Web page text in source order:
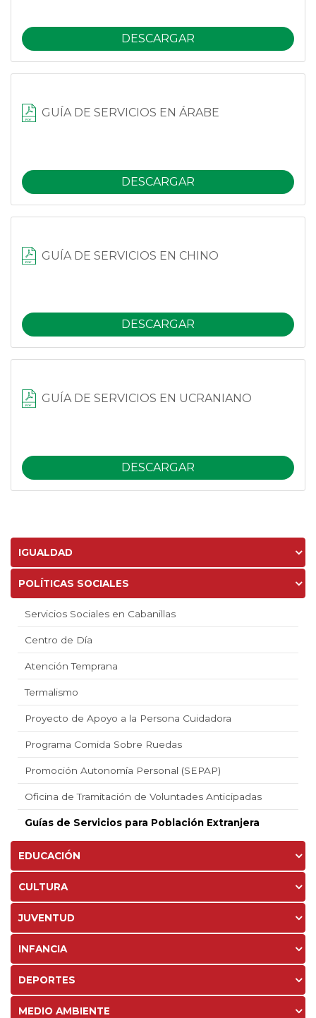
IGUALDAD
POLÍTICAS SOCIALES
Servicios Sociales en Cabanillas
Centro de Día
Atención Temprana
Termalismo
Proyecto de Apoyo a la Persona Cuidadora
Programa Comida Sobre Ruedas
Promoción Autonomía Personal (SEPAP)
Oficina de Tramitación de Voluntades Anticipadas
Guías de Servicios para Población Extranjera
EDUCACIÓN
CULTURA
JUVENTUD
INFANCIA
DEPORTES
MEDIO AMBIENTE
DESCARGAR
GUÍA DE SERVICIOS EN ÁRABE
DESCARGAR
GUÍA DE SERVICIOS EN CHINO
DESCARGAR
GUÍA DE SERVICIOS EN UCRANIANO
DESCARGAR